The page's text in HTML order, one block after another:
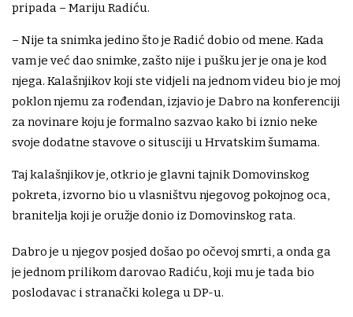
pripada – Mariju Radiću.
– Nije ta snimka jedino što je Radić dobio od mene. Kada
vam je već dao snimke, zašto nije i pušku jer je ona je kod
njega. Kalašnjikov koji ste vidjeli na jednom videu bio je moj
poklon njemu za rođendan, izjavio je Dabro na konferenciji
za novinare koju je formalno sazvao kako bi iznio neke
svoje dodatne stavove o situsciji u Hrvatskim šumama.
Taj kalašnjikov je, otkrio je glavni tajnik Domovinskog
pokreta, izvorno bio u vlasništvu njegovog pokojnog oca,
branitelja koji je oružje donio iz Domovinskog rata.
Dabro je u njegov posjed došao po očevoj smrti, a onda ga
je jednom prilikom darovao Radiću, koji mu je tada bio
poslodavac i stranački kolega u DP-u.